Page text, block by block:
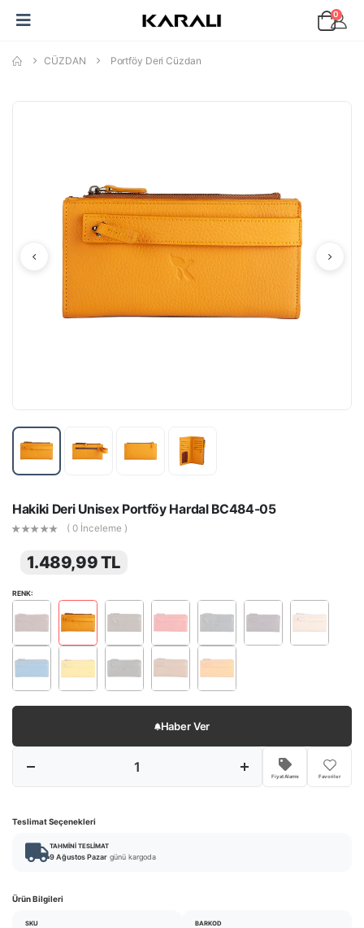
0
CÜZDAN Portföy Deri Cüzdan
Hakiki Deri Unisex Portföy Hardal BC484-05
( 0 İnceleme )
1.489,99 TL
RENK:
Haber Ver
Fiyat Alarmı Favoriler
Teslimat Seçenekleri
TAHMINI TESLIMAT
9 Ağustos Pazar günü kargoda
Ürün Bilgileri
SKU BARKOD